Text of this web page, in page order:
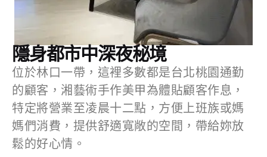
隱身都市中深夜秘境
位於林口一帶，這裡多數都是台北桃園通勤
的顧客，湘藝術手作美甲為體貼顧客作息，
特定將營業至凌晨十二點，方便上班族或媽
媽們消費，提供舒適寬敞的空間，帶給妳放
鬆的好心情。